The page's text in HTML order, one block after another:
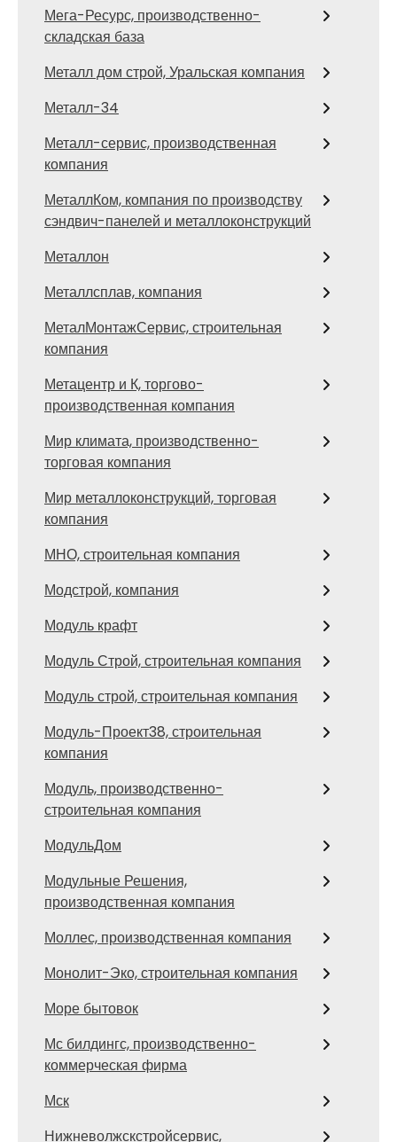
Мега-Ресурс, производственно-
складская база
Металл дом строй, Уральская компания
Металл-34
Металл-сервис, производственная
компания
МеталлКом, компания по производству
сэндвич-панелей и металлоконструкций
Металлон
Металлсплав, компания
МеталМонтажСервис, строительная
компания
Метацентр и К, торгово-
производственная компания
Мир климата, производственно-
торговая компания
Мир металлоконструкций, торговая
компания
МНО, строительная компания
Модстрой, компания
Модуль крафт
Модуль Строй, строительная компания
Модуль строй, строительная компания
Модуль-Проект38, строительная
компания
Модуль, производственно-
строительная компания
МодульДом
Модульные Решения,
производственная компания
Моллес, производственная компания
Монолит-Эко, строительная компания
Море бытовок
Мс билдингс, производственно-
коммерческая фирма
Мск
Нижневолжскстройсервис,